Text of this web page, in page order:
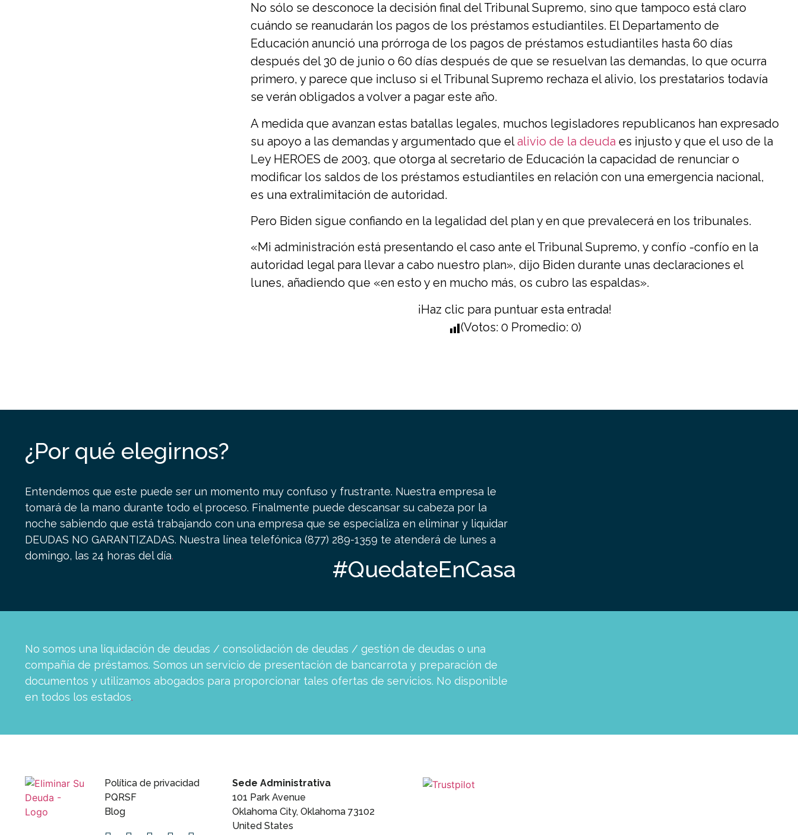
No sólo se desconoce la decisión final del Tribunal Supremo, sino que tampoco está claro
cuándo se reanudarán los pagos de los préstamos estudiantiles. El Departamento de
Educación anunció una prórroga de los pagos de préstamos estudiantiles hasta 60 días
después del 30 de junio o 60 días después de que se resuelvan las demandas, lo que ocurra
primero, y parece que incluso si el Tribunal Supremo rechaza el alivio, los prestatarios todavía
se verán obligados a volver a pagar este año.
A medida que avanzan estas batallas legales, muchos legisladores republicanos han expresado
su apoyo a las demandas y argumentado que elalivio de la deuda es injusto y que el uso de la
Ley HEROES de 2003, que otorga al secretario de Educación la capacidad de renunciar o
modificar los saldos de los préstamos estudiantiles en relación con una emergencia nacional,
es una extralimitación de autoridad.
Pero Biden sigue confiando en la legalidad del plan y en que prevalecerá en los tribunales.
«Mi administración está presentando el caso ante el Tribunal Supremo, y confío -confío en la
autoridad legal para llevar a cabo nuestro plan», dijo Biden durante unas declaraciones el
lunes, añadiendo que «en esto y en mucho más, os cubro las espaldas».
¡Haz clic para puntuar esta entrada!
(Votos: 0 Promedio: 0)
¿Por qué elegirnos?
Entendemos que este puede ser un momento muy confuso y frustrante. Nuestra empresa le
tomará de la mano durante todo el proceso. Finalmente puede descansar su cabeza por la
noche sabiendo que está trabajando con una empresa que se especializa en eliminar y liquidar
DEUDAS NO GARANTIZADAS. Nuestra línea telefónica (877) 289-1359 te atenderá de lunes a
domingo, las 24 horas del día.
#QuedateEnCasa
No somos una liquidación de deudas / consolidación de deudas / gestión de deudas o una
compañía de préstamos. Somos un servicio de presentación de bancarrota y preparación de
documentos y utilizamos abogados para proporcionar tales ofertas de servicios. No disponible
en todos los estados.
Política de privacidad
PQRSF
Blog
Sede Administrativa
101 Park Avenue
Oklahoma City, Oklahoma 73102
United States